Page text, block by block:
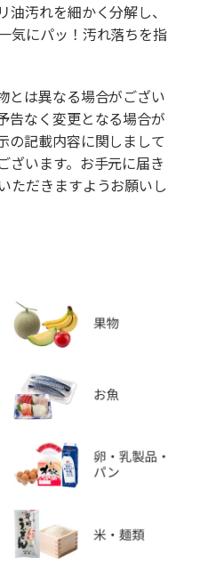
油汚れを細かく分解し、
気にパッ！汚れ落ちを指
とは異なる場合がござい
告なく変更となる場合が
の記載内容に関しまして
ざいます。お手元に届き
ただきますようお願いし